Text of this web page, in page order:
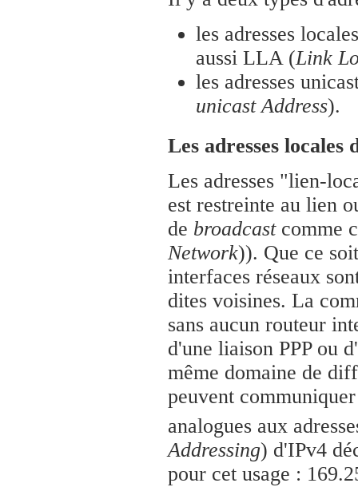
les adresses
aussi LLA (Link
les adresses
unicast Address).
Les adresses
Les adresses "lien-
est restreinte au lien
de broadcastcomme
Network)). Que ce
interfaces réseaux
dites voisines. La
sans aucun routeur
d'une liaison PPP ou
même domaine de
peuvent
analogues aux
Addressing) d'IPv4
pour cet usage :